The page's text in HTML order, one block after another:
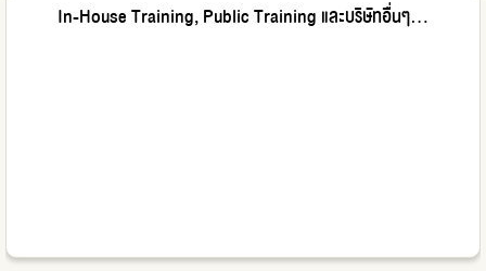
In-House Training, Public Training และบริษัทอื่นๆ...